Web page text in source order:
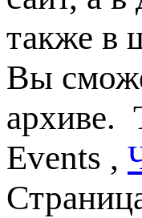
также в
Вы
архиве.
Events ,